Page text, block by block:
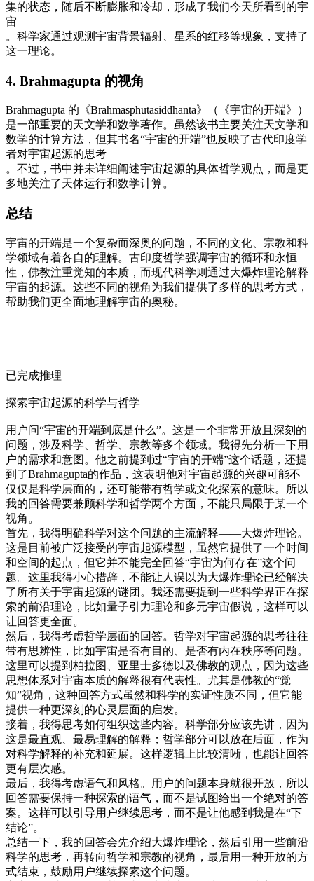
集的状态，随后不断膨胀和冷却，形成了我们今天所看到的宇
宙
。科学家通过观测宇宙背景辐射、星系的红移等现象，支持了
这一理论。
4. Brahmagupta 的视角
Brahmagupta 的《Brahmasphutasiddhanta》（《宇宙的开端》）
是一部重要的天文学和数学著作。虽然该书主要关注天文学和
数学的计算方法，但其书名“宇宙的开端”也反映了古代印度学
者对宇宙起源的思考
。不过，书中并未详细阐述宇宙起源的具体哲学观点，而是更
多地关注了天体运行和数学计算。
总结
宇宙的开端是一个复杂而深奥的问题，不同的文化、宗教和科
学领域有着各自的理解。古印度哲学强调宇宙的循环和永恒
性，佛教注重觉知的本质，而现代科学则通过大爆炸理论解释
宇宙的起源。这些不同的视角为我们提供了多样的思考方式，
帮助我们更全面地理解宇宙的奥秘。
已完成推理
探索宇宙起源的科学与哲学
用户问“宇宙的开端到底是什么”。这是一个非常开放且深刻的
问题，涉及科学、哲学、宗教等多个领域。我得先分析一下用
户的需求和意图。他之前提到过“宇宙的开端”这个话题，还提
到了Brahmagupta的作品，这表明他对宇宙起源的兴趣可能不
仅仅是科学层面的，还可能带有哲学或文化探索的意味。所以
我的回答需要兼顾科学和哲学两个方面，不能只局限于某一个
视角。
首先，我得明确科学对这个问题的主流解释——大爆炸理论。
这是目前被广泛接受的宇宙起源模型，虽然它提供了一个时间
和空间的起点，但它并不能完全回答“宇宙为何存在”这个问
题。这里我得小心措辞，不能让人误以为大爆炸理论已经解决
了所有关于宇宙起源的谜团。我还需要提到一些科学界正在探
索的前沿理论，比如量子引力理论和多元宇宙假说，这样可以
让回答更全面。
然后，我得考虑哲学层面的回答。哲学对宇宙起源的思考往往
带有思辨性，比如宇宙是否有目的、是否有内在秩序等问题。
这里可以提到柏拉图、亚里士多德以及佛教的观点，因为这些
思想体系对宇宙本质的解释很有代表性。尤其是佛教的“觉
知”视角，这种回答方式虽然和科学的实证性质不同，但它能
提供一种更深刻的心灵层面的启发。
接着，我得思考如何组织这些内容。科学部分应该先讲，因为
这是最直观、最易理解的解释；哲学部分可以放在后面，作为
对科学解释的补充和延展。这样逻辑上比较清晰，也能让回答
更有层次感。
最后，我得考虑语气和风格。用户的问题本身就很开放，所以
回答需要保持一种探索的语气，而不是试图给出一个绝对的答
案。这样可以引导用户继续思考，而不是让他感到我是在“下
结论”。
总结一下，我的回答会先介绍大爆炸理论，然后引用一些前沿
科学的思考，再转向哲学和宗教的视角，最后用一种开放的方
式结束，鼓励用户继续探索这个问题。